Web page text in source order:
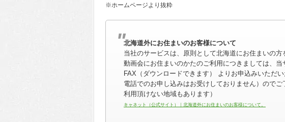
※ホームページより抜粋
北海道外にお住まいのお客様について
当社のサービスは、原則として北海道にお住まいの方
動画会にお住まいのかたのご利用につきましては、当
FAX（ダウンロードできます） よりお申込みいただ
電話でのお申し込みはお受けしておりません）ので
利用頂けない地域もあります）
キャネット（公式サイト）｜北海道外にお住まいのお客様について。